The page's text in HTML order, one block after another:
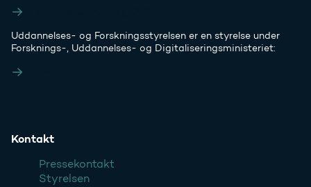
Uddannelses- og Forskningsstyrelsen er en styrelse under
Forsknings-, Uddannelses- og Digitaliseringsministeriet:
Kontakt
Pressekontakt
Styrelsen